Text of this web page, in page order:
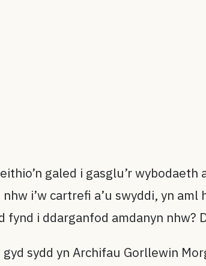
galed i gasglu’r wybodaeth
i’w cartrefi a’u swyddi, yn aml
i ddarganfod amdanyn nhw?
sydd yn Archifau Gorllewin